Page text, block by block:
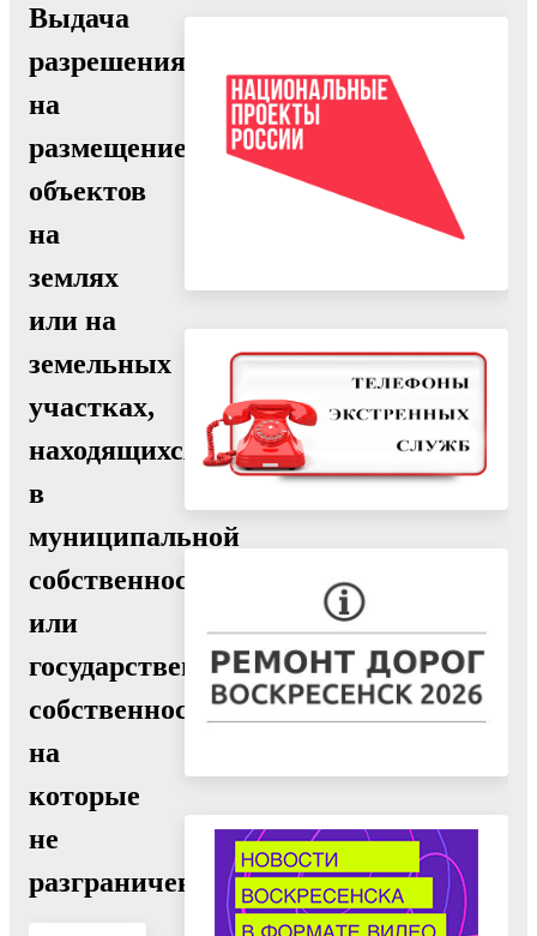
Выдача
разрешения
на
размещение
объектов
на
землях
или на
земельных
участках,
находящихся
в
муниципальной
собственности
или
государственная
собственность
на
которые
не
разграничена